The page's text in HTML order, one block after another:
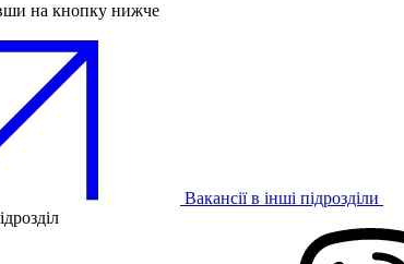
на кнопку нижче
Вакансії в інші підрозділи